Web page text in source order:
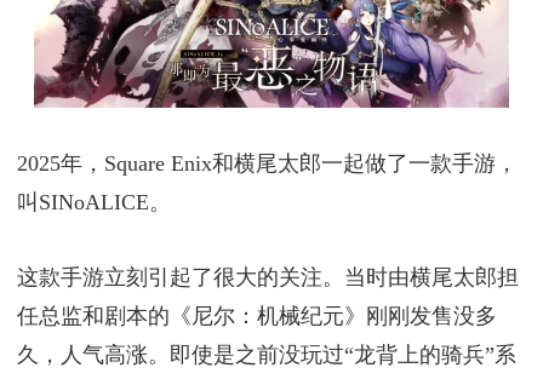
2025年，Square Enix和横尾太郎一起做了一款手游，
叫SINoALICE。
这款手游立刻引起了很大的关注。当时由横尾太郎担
任总监和剧本的《尼尔：机械纪元》刚刚发售没多
久，人气高涨。即使是之前没玩过“龙背上的骑兵”系